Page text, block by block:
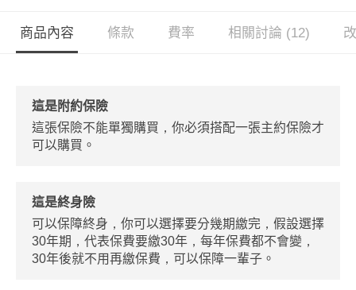
商品內容 條款 費率 相關討論 (12)
這是附約保險
這張保險不能單獨購買，你必須搭配一張主約保險才
可以購買。
這是終身險
可以保障終身，你可以選擇要分幾期繳完，假設選擇
30年期，代表保費要繳30年，每年保費都不會變，
30年後就不用再繳保費，可以保障一輩子。